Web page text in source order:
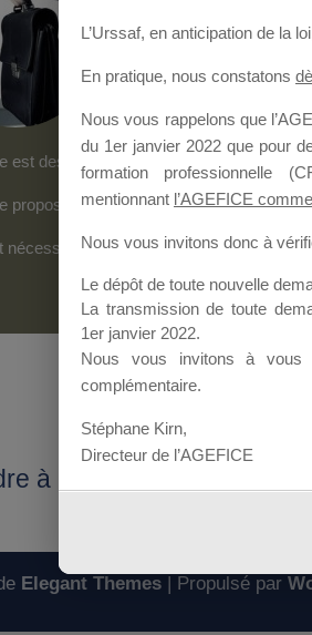
est destiné aux Organismes de
propose un forum dédié au support sur
nécessaire d’êtreinscrit(e)pour pouvoir
à : SAISIE DES
Elegant Themes| Propulsé par
L’Urssaf, en anticipation de la loi
En pratique, nous constatons
Nous vous rappelons que
du 1er janvier 2022 que pour
formation professionnelle
mentionnant l’AGEFICE
Nous vous invitons donc à
Le dépôt de toute nouvelle
La transmission de toute
1er janvier 2022.
Nous vous invitons à vous
complémentaire.
Stéphane Kirn,
Directeur de l’AGEFICE